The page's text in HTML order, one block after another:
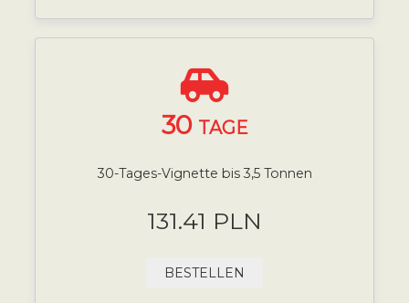
30 TAGE
30-Tages-Vignette bis 3,5 Tonnen
131.41 PLN
BESTELLEN